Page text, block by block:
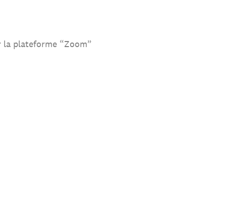
la plateforme “Zoom”